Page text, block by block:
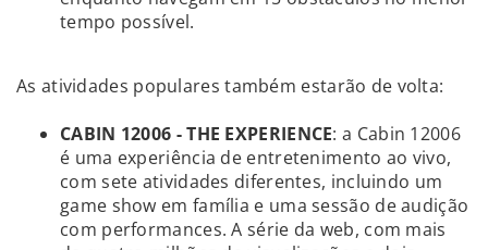
tempo possível.
As atividades populares também estarão de volta:
CABIN 12006 - THE EXPERIENCE: a Cabin 12006
é uma experiência de entretenimento ao vivo,
com sete atividades diferentes, incluindo um
game show em família e uma sessão de audição
com performances. A série da web, com mais